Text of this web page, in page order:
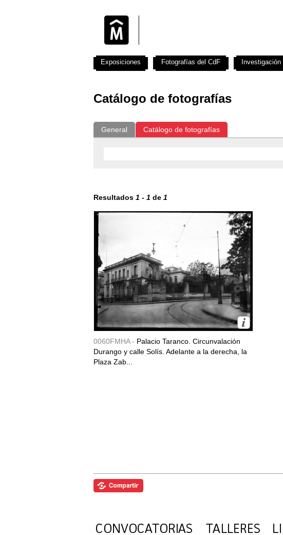
Catálogo de fotografías
General Catálogo de fotografías
Resultados 1 - 1 de 1
0060FMHA - Palacio Taranco. Circunvalación
Durango y calle Solís. Adelante a la derecha, la
Plaza Zab...
Exposiciones Fotografías del CdF Investigación